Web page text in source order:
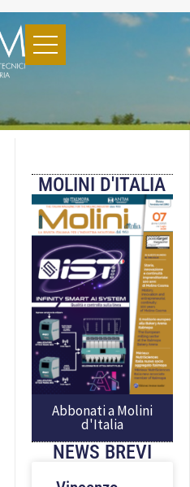
MOLINI D'ITALIA
Abbonati a Molini
d'Italia
NEWS BREVI